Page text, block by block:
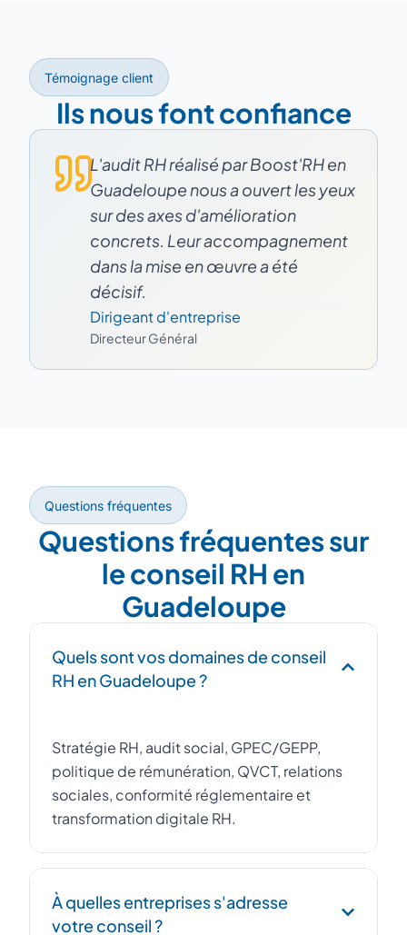
Témoignage client
Ils nous font confiance
L'audit RH réalisé par Boost'RH en
Guadeloupe nous a ouvert les yeux
sur des axes d'amélioration
concrets. Leur accompagnement
dans la mise en œuvre a été
décisif.
Dirigeant d'entreprise
Directeur Général
Questions fréquentes
Questions fréquentes sur
le conseil RH en
Guadeloupe
Quels sont vos domaines de conseil
RH en Guadeloupe ?
Stratégie RH, audit social, GPEC/GEPP,
politique de rémunération, QVCT, relations
sociales, conformité réglementaire et
transformation digitale RH.
À quelles entreprises s'adresse
votre conseil ?